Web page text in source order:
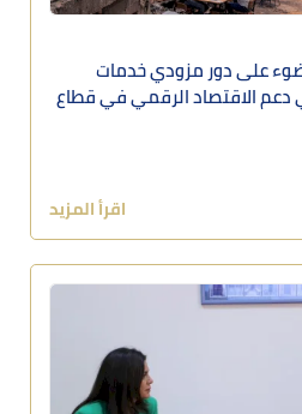
على دور مزودي خدمات
دعم الاقتصاد الرقمي في قطاع
اقرأ المزيد